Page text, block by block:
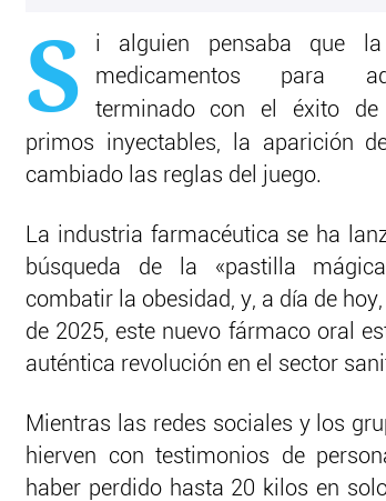
S
i alguien pensaba que
medicamentos para
terminado con el éxito
primos inyectables, la aparición
cambiado las reglas del juego.
La industria farmacéutica se ha
búsqueda de la «pastilla
combatir la obesidad, y, a día de
de 2025, este nuevo fármaco oral
auténtica revolución en el sector
Mientras las redes sociales y los
hierven con testimonios de
haber perdido hasta 20 kilos en